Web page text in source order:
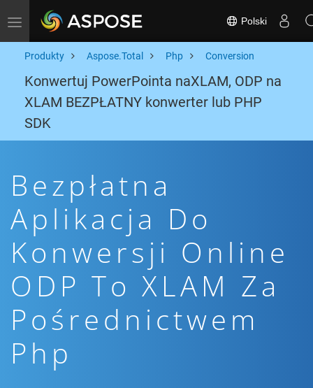
Toggle navigation Polski
Produkty Aspose.Total Php Conversion
Konwertuj PowerPointa naXLAM, ODP na
XLAM BEZPŁATNY konwerter lub PHP
SDK
Bezpłatna
Aplikacja Do
Konwersji Online
ODP To XLAM Za
Pośrednictwem
Php